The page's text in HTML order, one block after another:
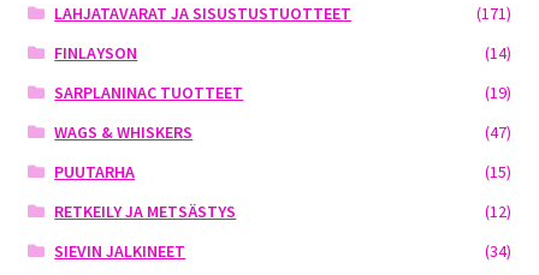
LAHJATAVARAT JA SISUSTUSTUOTTEET
(171)
FINLAYSON
(14)
SARPLANINAC TUOTTEET
(19)
WAGS & WHISKERS
(47)
PUUTARHA
(15)
RETKEILY JA METSÄSTYS
(12)
SIEVIN JALKINEET
(34)